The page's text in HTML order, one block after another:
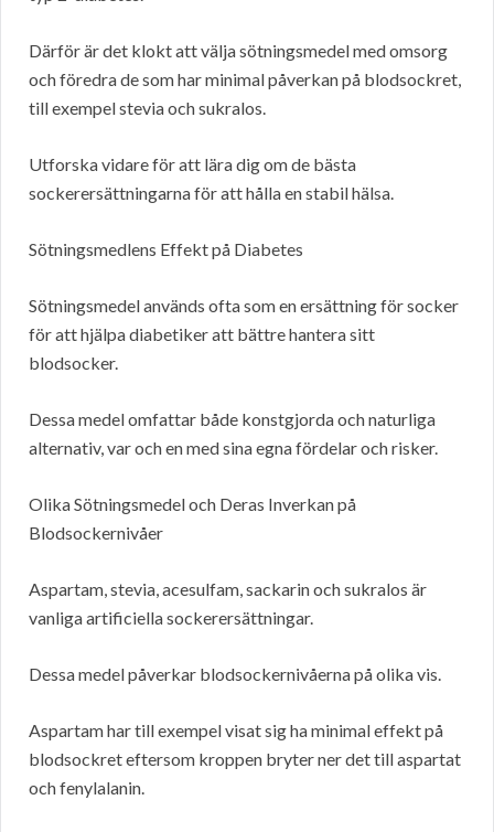
Därför är det klokt att välja sötningsmedel med omsorg
och föredra de som har minimal påverkan på blodsockret,
till exempel stevia och sukralos.
Utforska vidare för att lära dig om de bästa
sockerersättningarna för att hålla en stabil hälsa.
Sötningsmedlens Effekt på Diabetes
Sötningsmedel används ofta som en ersättning för socker
för att hjälpa diabetiker att bättre hantera sitt
blodsocker.
Dessa medel omfattar både konstgjorda och naturliga
alternativ, var och en med sina egna fördelar och risker.
Olika Sötningsmedel och Deras Inverkan på
Blodsockernivåer
Aspartam, stevia, acesulfam, sackarin och sukralos är
vanliga artificiella sockerersättningar.
Dessa medel påverkar blodsockernivåerna på olika vis.
Aspartam har till exempel visat sig ha minimal effekt på
blodsockret eftersom kroppen bryter ner det till aspartat
och fenylalanin.